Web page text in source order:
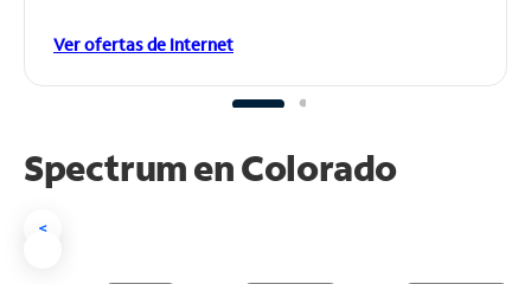
Ver ofertas de Internet
Spectrum enColorado
<